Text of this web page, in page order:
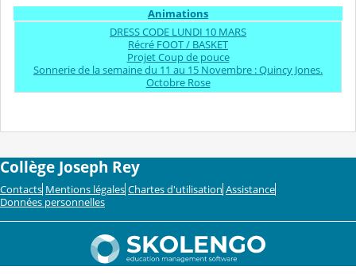
Animations
DRESS CODE LUNDI 10 MARS
Récré FOOT / BASKET
Projet Coup de pouce
Sonnerie de la semaine du 11 au 15 Novembre : Quincy Jones.
Octobre Rose
Collège Joseph Rey
Contacts Mentions légales Chartes d'utilisation Assistance
Données personnelles